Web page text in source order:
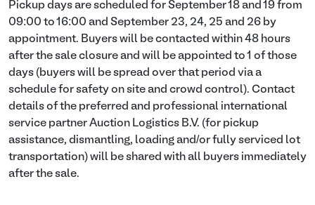
Pickup days are scheduled for September 18 and 19 from
09:00 to 16:00 and September 23, 24, 25 and 26 by
appointment. Buyers will be contacted within 48 hours
after the sale closure and will be appointed to 1 of those
days (buyers will be spread over that period via a
schedule for safety on site and crowd control). Contact
details of the preferred and professional international
service partner Auction Logistics B.V. (for pickup
assistance, dismantling, loading and/or fully serviced lot
transportation) will be shared with all buyers immediately
after the sale.